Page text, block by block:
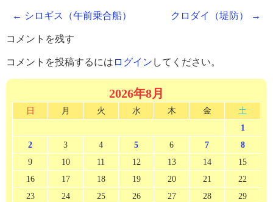
← シロギス（午前乗合船） クロダイ（堤防） →
コメントを残す
コメントを投稿するには ログイン してください。
2026年8月
日 月 火 水 木 金
土
1
2
3 4 5 6 7
8
9
10 11 12 13 14
15
16
17 18 19 20 21
22
23
24 25 26 27 28
29